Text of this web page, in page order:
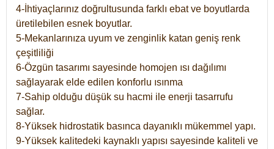
4-İhtiyaçlarınız doğrultusunda farklı ebat ve boyutlarda
üretilebilen esnek boyutlar.
5-Mekanlarınıza uyum ve zenginlik katan geniş renk
çeşitliliği
6-Özgün tasarımı sayesinde homojen ısı dağılımı
sağlayarak elde edilen konforlu ısınma
7-Sahip olduğu düşük su hacmi ile enerji tasarrufu
sağlar.
8-Yüksek hidrostatik basınca dayanıklı mükemmel yapı.
9-Yüksek kalitedeki kaynaklı yapısı sayesinde kaliteli ve